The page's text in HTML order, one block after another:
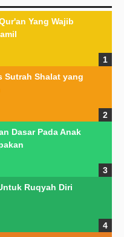
Yang Wajib
Sutrah Shalat yang
Dasar Pada Anak
Ruqyah Diri